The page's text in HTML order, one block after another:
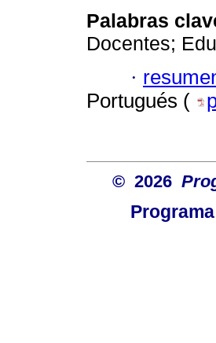
Palabras
Docentes;
·
Portugués (
© 2026